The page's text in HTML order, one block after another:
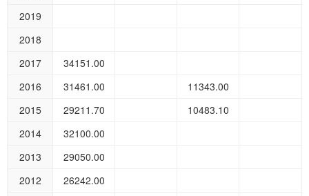
2019
2018
2017
34151.00
2016
31461.00
11343.00
2015
29211.70
10483.10
2014
32100.00
2013
29050.00
2012
26242.00